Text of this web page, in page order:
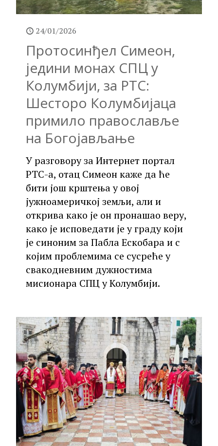
24/01/2026
Протосинђел Симеон,
једини монах СПЦ у
Колумбији, за РТС:
Шесторо Колумбијаца
примило православље
на Богојављање
У разговору за Интернет портал
РТС-а, отац Симеон каже да ће
бити још крштења у овој
јужноамеричкој земљи, али и
открива како је он пронашао веру,
како је исповедати је у граду који
је синоним за Пабла Ескобара и с
којим проблемима се сусреће у
свакодневним дужностима
мисионара СПЦ у Колумбији.